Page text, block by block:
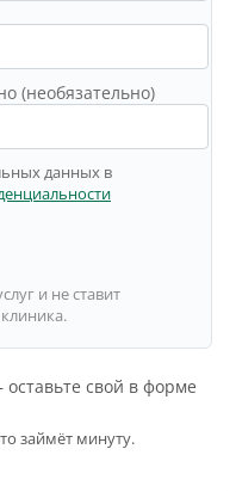
(необязательно)
данных в
и не ставит
свой в форме
займёт минуту.